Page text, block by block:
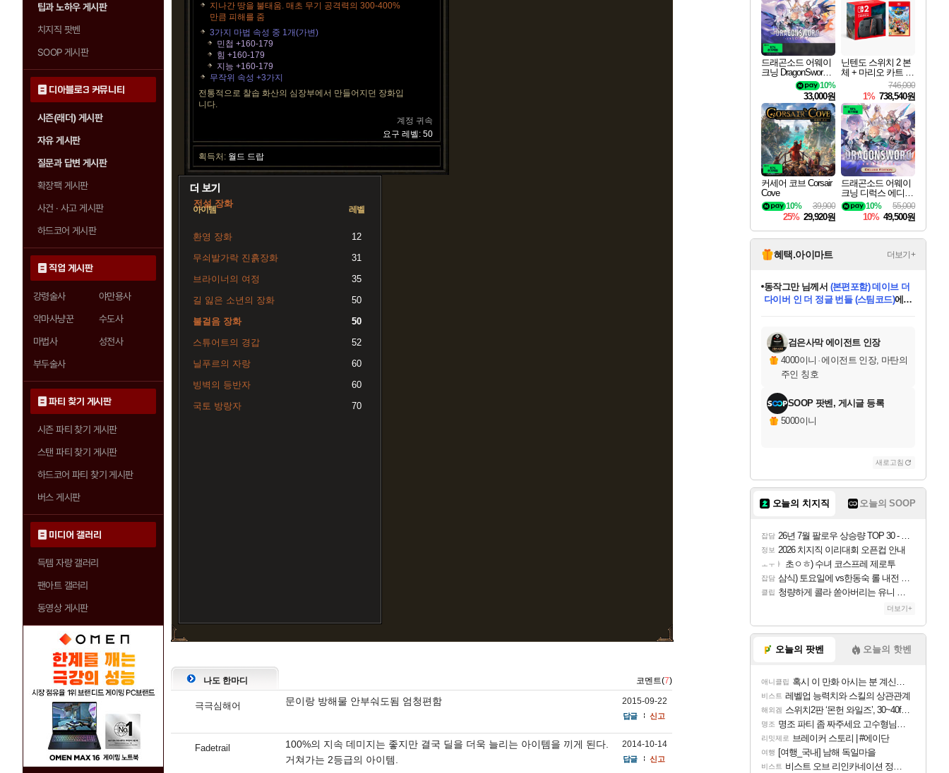
팁과 노하우 게시판
치지직 팟벤
SOOP 게시판
디아블로3 커뮤니티
시즌(래더) 게시판
자유 게시판
질문과 답변 게시판
확장팩 게시판
사건 · 사고 게시판
하드코어 게시판
직업 게시판
강령술사
야만용사
악마사냥꾼
수도사
마법사
성전사
부두술사
파티 찾기 게시판
시즌 파티 찾기 게시판
스탠 파티 찾기 게시판
하드코어 파티 찾기 게시판
버스 게시판
미디어 갤러리
득템 자랑 갤러리
팬아트 갤러리
동영상 게시판
지나간 땅을 불태움. 매초 무기 공격력의 300-400%
만큼 피해를 줌
3가지 마법 속성 중 1개(가변)
민첩 +160-179
힘 +160-179
지능 +160-179
무작위 속성 +3가지
전통적으로 찰솝 화산의 심장부에서 만들어지던 장화입
니다.
계정 귀속
요구 레벨: 50
획득처: 월드 드랍
전설 장화
아이템 레벨
환영 장화
12
무쇠발가락 진흙장화
31
브라이너의 여정
35
길 잃은 소년의 장화
50
불걸음 장화
50
스튜어트의 경갑
52
닐푸르의 자랑
60
빙벽의 등반자
60
국토 방랑자
70
나도 한마디 코멘트(7)
극극심해어 문이랑 방해물 안부숴도됨 엄청편함 2015-09-22
답글 신고
Fadetrail
100%의 지속 데미지는 좋지만 결국 딜을 더욱 늘리는 아이템을 끼게 된다.
거쳐가는 2등급의 아이템.
2014-10-14
답글 신고
드래곤소드 어웨이
크닝 DragonSword A
10%
33,000원
닌텐도 스위치 2 본
체 + 마리오 카트 월
746,000
1% 738,540원
커세어 코브 Corsair
Cove
39,900
10%
25% 29,920원
드래곤소드 어웨이
크닝 디럭스 에디션
DragonSword Awake
ning Deluxe Edition
55,000
10%
10% 49,500원
혜택.아이마트 더보기+
당첨되셨습니다.
당첨되셨습니다.
당첨되셨습니다.
동작그만님께서 (본편포함) 데이브 더
다이버 인 더 정글 번들 (스팀코드)에
에디션 (스팀코드)를 교환.
당첨되셨습니다.
당첨되셨습니다.
당첨되셨습니다.
당첨되셨습니다.
검은사막 에이전트 인장
4000이니 ·에이전트 인장, 마탄의
주인 칭호
SOOP 팟벤, 게시글 등록
5000이니
새로고침
오늘의 치지직 오늘의 SOOP
잡담 26년 7월 팔로우 상승량 TOP 30 - 월간 치지직
정보 2026 치지직 이리대회 오픈컵 안내
ㅗㅜㅑ 초ㅇㅎ) 수녀 코스프레 제로투
잡담 삼식) 토요일에 vs한동숙 롤 내전 예정
클립 청량하게 콜라 쏟아버리는 유니 ㅋㅋㅋ
더보기+
오늘의 팟벤 오늘의 핫벤
애니클립 혹시 이 만화 아시는 분 계신가요
비스트 레벨업 능력치와 스킬의 상관관계
해외겜 스위치2판 ‘몬헌 와일즈’, 30~40fps 목표 추정
명조 명조 파티 좀 짜주세요 고수형님들…
리밋제로 브레이커 스토리 | #에이단
여행 [여행_국내] 남해 독일마을
비스트 비스트 오브 리인카네이션 정보/공략글 모음